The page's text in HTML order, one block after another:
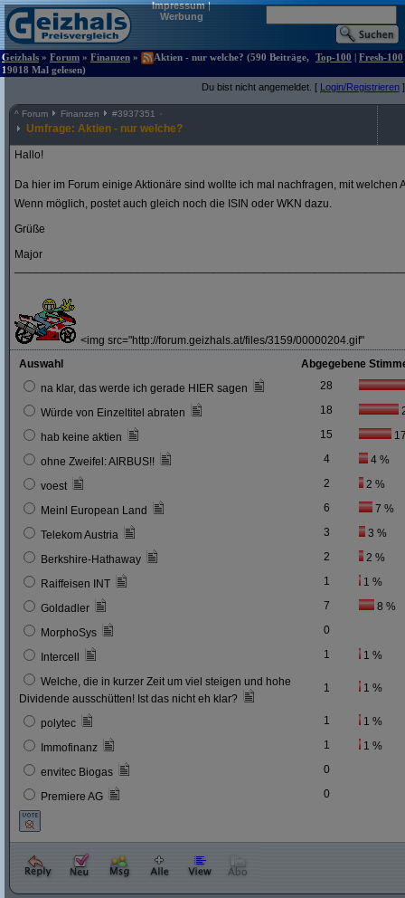
Impressum|
Werbung
Geizhals » Forum » Finanzen »
Aktien - nur welche? (590 Beiträge,
19018 Mal gelesen)
Top-100 | Fresh-100
Du bist nicht angemeldet. [ Login/Registrieren ]
^ Forum Finanzen #3937351
Umfrage: Aktien - nur welche?
Hallo!
Da hier im Forum einige Aktionäre sind wollte ich mal nachfragen, mit welchen
Wenn möglich, postet auch gleich noch die ISIN oder WKN dazu.
Grüße
Major
<img src="http://forum.geizhals.at/files/3159/00000204.gif"
Auswahl
Abgegebene
na klar, das werde ich gerade HIER sagen
28
Würde von Einzeltitel abraten 18
hab keine aktien 15
ohne Zweifel: AIRBUS!! 4 4 %
voest 2 2 %
Meinl European Land 6 7 %
Telekom Austria 3 3 %
Berkshire-Hathaway 2 2 %
Raiffeisen INT 1 1 %
Goldadler 7 8 %
MorphoSys 0
Intercell 1 1 %
Welche, die in kurzer Zeit um viel steigen und hohe
Dividende ausschütten! Ist das nicht eh klar?
1 1 %
polytec 1 1 %
Immofinanz 1 1 %
envitec Biogas 0
Premiere AG 0